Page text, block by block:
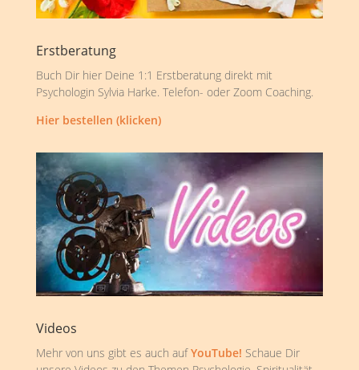
Erstberatung
Buch Dir hier Deine 1:1 Erstberatung direkt mit
Psychologin Sylvia Harke. Telefon- oder Zoom Coaching.
Hier bestellen (klicken)
Videos
Mehr von uns gibt es auch aufYouTube! Schaue Dir